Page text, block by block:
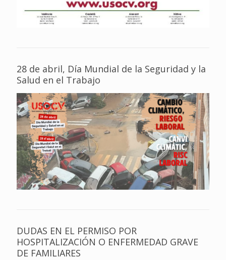
28 de abril, Día Mundial de la Seguridad y la
Salud en el Trabajo
DUDAS EN EL PERMISO POR
HOSPITALIZACIÓN O ENFERMEDAD GRAVE
DE FAMILIARES